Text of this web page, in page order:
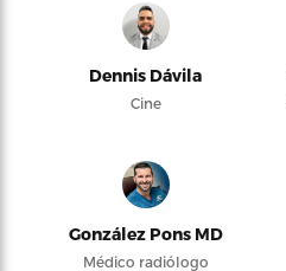
Dennis Dávila
Cine
González Pons MD
Médico radiólogo